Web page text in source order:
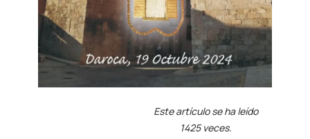
Este artículo se ha leído
1425 veces.